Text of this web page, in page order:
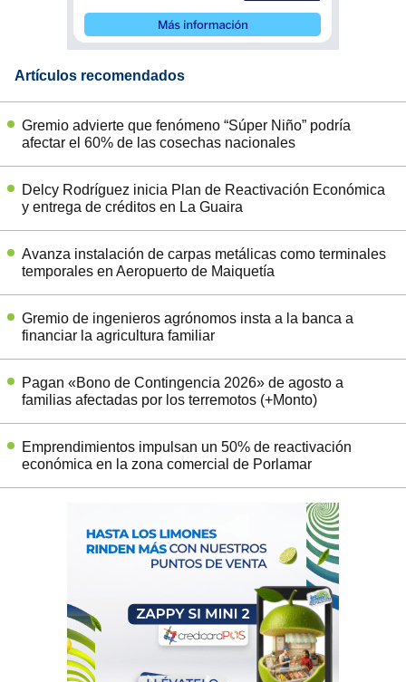
Artículos recomendados
Gremio advierte que fenómeno “Súper Niño” podría
afectar el 60% de las cosechas nacionales
Delcy Rodríguez inicia Plan de Reactivación Económica
y entrega de créditos en La Guaira
Avanza instalación de carpas metálicas como terminales
temporales en Aeropuerto de Maiquetía
Gremio de ingenieros agrónomos insta a la banca a
financiar la agricultura familiar
Pagan «Bono de Contingencia 2026» de agosto a
familias afectadas por los terremotos (+Monto)
Emprendimientos impulsan un 50% de reactivación
económica en la zona comercial de Porlamar